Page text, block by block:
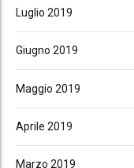
Luglio 2019
Giugno 2019
Maggio 2019
Aprile 2019
Marzo 2019